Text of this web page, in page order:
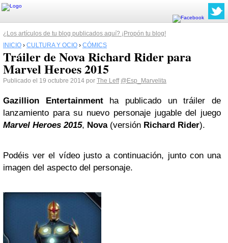
¿Los artículos de tu blog publicados aquí? ¡Propón tu blog!
INICIO › CULTURA Y OCIO › CÓMICS
Tráiler de Nova Richard Rider para
Marvel Heroes 2015
Publicado el 19 octubre 2014 por The Leff @Esp_Marvelita
Gazillion Entertainmentha publicado un tráiler de
lanzamiento para su nuevo personaje jugable del juego
Marvel Heroes 2015, Nova(versión Richard Rider).
Podéis ver el vídeo justo a continuación, junto con una
imagen del aspecto del personaje.